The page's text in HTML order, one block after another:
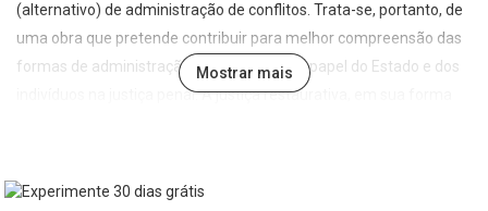
(alternativo) de administração de conflitos. Trata-se, portanto, de
uma obra que pretende contribuir para melhor compreensão das
formas de administração de conflitos e do papel do Estado e dos
indivíduos na justiça penal. A justiça restaurativa, em sua forma
mecanismos de entendimento discursivo que fomentem a
Mostrar mais